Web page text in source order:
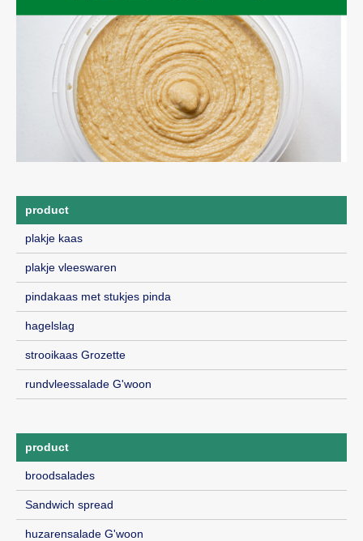
product
plakje kaas
plakje vleeswaren
pindakaas met stukjes pinda
hagelslag
strooikaas Grozette
rundvleessalade G'woon
product
broodsalades
Sandwich spread
huzarensalade G'woon